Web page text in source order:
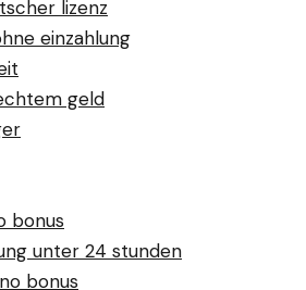
lizenz
einzahlung
geld
bonus
unter 24 stunden
bonus